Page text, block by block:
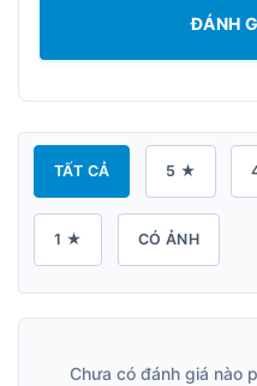
ĐÁNH
TẤT CẢ 5 ★
1 ★ CÓ ẢNH
Chưa có đánh giá nào